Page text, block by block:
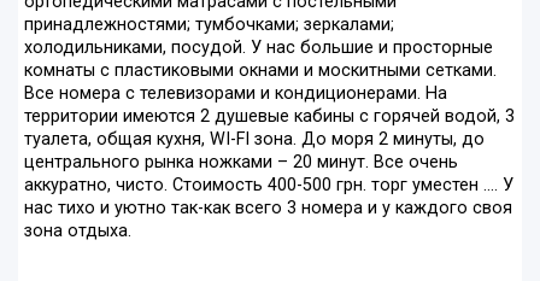
принадлежностями; тумбочками; зеркалами;
холодильниками, посудой. У нас большие и просторные
комнаты с пластиковыми окнами и москитными сетками.
Все номера с телевизорами и кондиционерами. На
территории имеются 2 душевые кабины с горячей водой, 3
туалета, общая кухня, WI-FI зона. До моря 2 минуты, до
центрального рынка ножками – 20 минут. Все очень
аккуратно, чисто. Стоимость 400-500 грн. торг уместен .... У
нас тихо и уютно так-как всего 3 номера и у каждого своя
зона отдыха.